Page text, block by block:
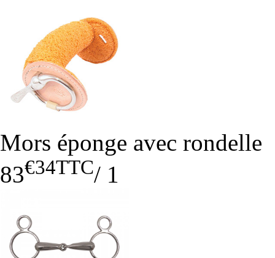
Mors éponge avec rondelle
83€34TTC/ 1